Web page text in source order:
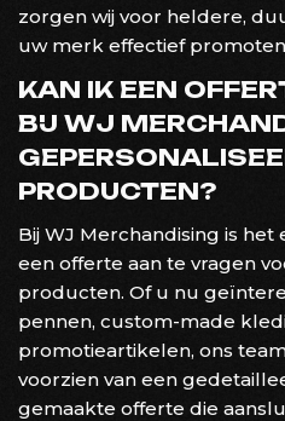
zorgen wij voor heldere,
uw merk effectief
KAN IK EEN
BIJ WJ
PRODUCTEN?
Bij WJ Merchandising is
een offerte aan te vragen
producten. Of u nu
pennen, custom-made
promotieartikelen, ons
voorzien van een
gemaakte offerte die